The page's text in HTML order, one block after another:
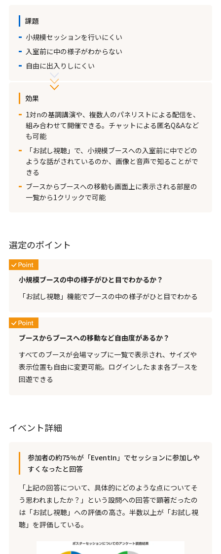
課題
小規模セッションを行いにくい
入室前に中の様子がわからない
自由に出入りしにくい
効果
1対nの基調講演や、複数人のパネリストによる配信を、
組み合わせて開催できる。チャットによる匿名Q&Aなど
も可能
「お試し視聴」で、小規模ブースへの入室前に中でどの
ような話がされているのか、画像と音声で知ることがで
きる
ブースからブースへの移動も画面上に表示される部屋の
一覧から1クリックで可能
選定のポイント
小規模ブースの中の様子がひと目でわかるか？
「お試し視聴」機能でブースの中の様子がひと目でわかる
ブースからブースへの移動など自由度があるか？
すべてのブースが会場マップに一覧で表示され、サイズや
表示位置も自由に変更可能。ログインしたまま各ブースを
回遊できる
イベント詳細
参加者の約75%が「EventIn」でセッションに参加しや
すくなったと回答
「上記の回答について、具体的にどのような点についてそ
う思われましたか？」という設問への回答で顕著だったの
は「お試し視聴」への評価の高さ。半数以上が「お試し視
聴」を評価している。